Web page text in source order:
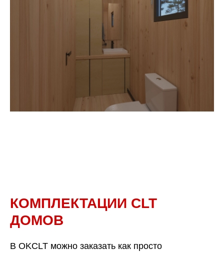
КОМПЛЕКТАЦИИ CLT
ДОМОВ
В OKCLT можно заказать как просто